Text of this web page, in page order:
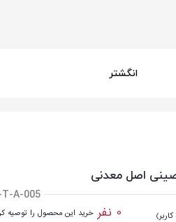
انگشتر
اصل معدنی
A-005
0 نفر خرید این محصول را توصیه